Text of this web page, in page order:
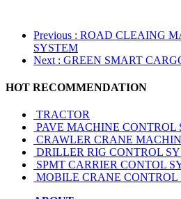
Previous : ROAD CLEAING
SYSTEM
Next : GREEN SMART
HOT RECOMMENDATION
TRACTOR
PAVE MACHINE CONTROL
CRAWLER CRANE
DRILLER RIG CONTROL
SPMT CARRIER CONTOL
MOBILE CRANE CONTROL